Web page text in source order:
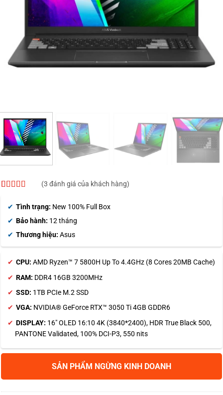
trên đánh
(3 đánh giá của khách hàng)
Tình trạng: New 100% Full Box
Bảo hành: 12 tháng
Thương hiệu: Asus
CPU: AMD Ryzen™ 7 5800H Up To 4.4GHz (8 Cores 20MB Cache)
RAM: DDR4 16GB 3200MHz
SSD: 1TB PCIe M.2 SSD
VGA: NVIDIA® GeForce RTX™ 3050 Ti 4GB GDDR6
DISPLAY: 16″ OLED 16:10 4K (3840*2400), HDR True Black 500,
PANTONE Validated, 100% DCI-P3, 550 nits
SẢN PHẨM NGỪNG KINH DOANH